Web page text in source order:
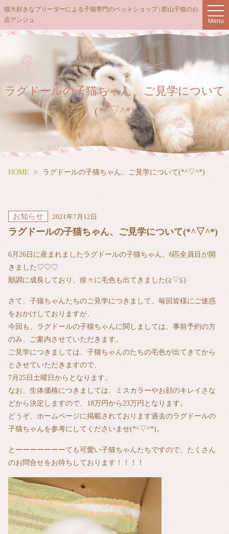
t
o
g
g
a
v
g
a
t
o
Menu
猫大好きなブリーダーによる子猫専門のペットショップ | 郡山子猫のお
店アンジュ
ラグドールの子猫ちゃん、ご見学について
(*^▽^*)
HOME ラグドールの子猫ちゃん、ご見学について(*^▽^*)
お知らせ 2021年7月12日
ラグドールの子猫ちゃん、ご見学について(*^▽^*)
6月26日に産まれましたラグドールの子猫ちゃん、6匹全員目が開
きました♡♡♡
順調に成長しており、徐々に毛色も出てきました(≧▽≦)
さて、子猫ちゃんたちのご見学につきまして、毎回皆様にご迷惑
をおかけしておりますが、
今回も、ラグドールの子猫ちゃんに関しましては、事前予約の方
のみ、ご案内させていただきます。
ご見学につきましては、子猫ちゃんのたちの毛色が出てきてから
とさせていただきますので、
7月25日土曜日からとなります。
なお、生体価格につきましては、ミスカラーやお顔のキレイさな
どから決定しますので、18万円から23万円となります。
どうぞ、ホームページに掲載されております過去のラグドールの
子猫ちゃんを参考にしてくださいませ(*^▽^*)。
とーーーーーーーても可愛い子猫ちゃんたちですので、たくさん
のお問合せをお待ちしております！！！！